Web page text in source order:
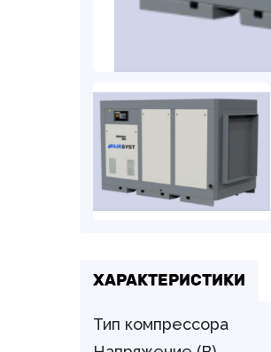
ХАРАКТЕРИСТИКИ
Тип компрессора